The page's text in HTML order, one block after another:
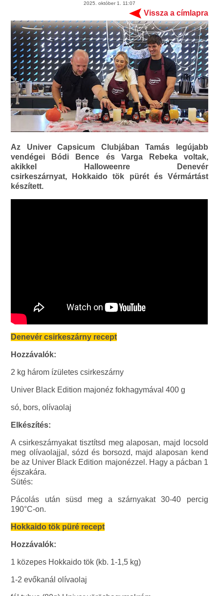
2025. október 1. 11:07
Vissza a címlapra
Az Univer Capsicum Clubjában Tamás legújabb
vendégei Bódi Bence és Varga Rebeka voltak,
akikkel Halloweenre Denevér
csirkeszárnyat, Hokkaido tök pürét és Vérmártást
készített.
Denevér csirkeszárny recept
Hozzávalók:
2 kg három ízületes csirkeszárny
Univer Black Edition majonéz fokhagymával 400 g
só, bors, olívaolaj
Elkészítés:
A csirkeszárnyakat tisztítsd meg alaposan, majd locsold
meg olívaolajjal, sózd és borsozd, majd alaposan kend
be az Univer Black Edition majonézzel. Hagy a pácban 1
éjszakára.
Sütés:
Pácolás után süsd meg a szárnyakat 30-40 percig
190°C-on.
Hokkaido tök püré recept
Hozzávalók:
1 közepes Hokkaido tök (kb. 1-1,5 kg)
1-2 evőkanál olívaolaj